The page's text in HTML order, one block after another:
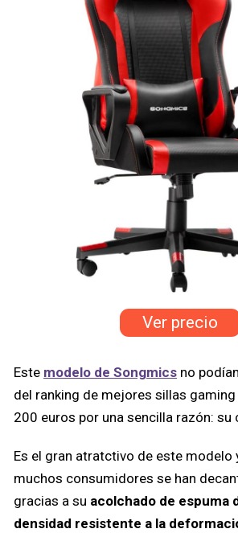
Ver precio
Este modelo de Songmics no
del ranking de mejores sillas
200 euros por una sencilla razón: su
Es el gran atratctivo de este modelo
muchos consumidores se han
gracias a su acolchado de espuma
densidad resistente a la